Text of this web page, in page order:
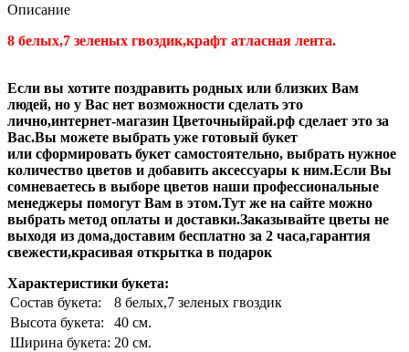
Описание
8 белых,7 зеленых гвоздик,крафт атласная лента.
Если вы хотите поздравить родных или близких Вам
людей, но у Вас нет возможности сделать это
лично,интернет-магазин Цветочныйрай.рф сделает это за
Вас.Вы можете выбрать уже готовый букет
или сформировать букет самостоятельно, выбрать нужное
количество цветов и добавить аксессуары к ним.Если Вы
сомневаетесь в выборе цветов наши профессиональные
менеджеры помогут Вам в этом.Тут же на сайте можно
выбрать метод оплаты и доставки.Заказывайте цветы не
выходя из дома,доставим бесплатно за 2 часа,гарантия
свежести,красивая открытка в подарок
Характеристики букета:
Состав букета:
8 белых,7 зеленых гвоздик
Высота букета:
40 см.
Ширина букета: 20 см.